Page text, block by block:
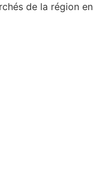
de la région en